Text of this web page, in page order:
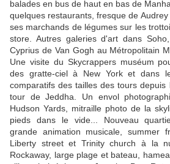
balades en bus de haut en bas de
quelques restaurants, fresque de
ses marchands de légumes sur les
store. Autres galeries d'art dans
Cyprius de Van Gogh au Métropolitain
Une visite du Skycrappers muséum
des gratte-ciel à New York et dans
comparatifs des tailles des tours
tour de Jeddha. Un envol
Hudson Yards, mitraille photo de la
pieds dans le vide... Nouveau
grande animation musicale, summer
Liberty street et Trinity church à la
Rockaway, large plage et bateau,